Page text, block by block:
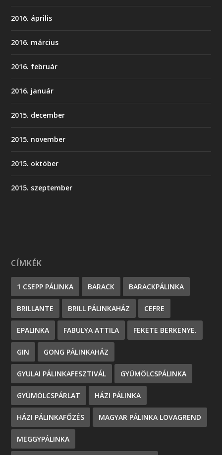
2016. április
2016. március
2016. február
2016. január
2015. december
2015. november
2015. október
2015. szeptember
CÍMKÉK
1 CSEPP PÁLINKA BARACK BARACKPÁLINKA
BRILLANTE BRILL PÁLINKAHÁZ CEFRE
EPALINKA FABULYA ATTILA FEKETE BERKENYE.
GIN GONG PÁLINKAHÁZ
GYULAI PÁLINKAFESZTIVÁL GYÜMÖLCSPÁLINKA
GYÜMÖLCSPÁRLAT HÁZI PÁLINKA
HÁZI PÁLINKAFŐZÉS MAGYAR PÁLINKA LOVAGREND
MEGGYPÁLINKA